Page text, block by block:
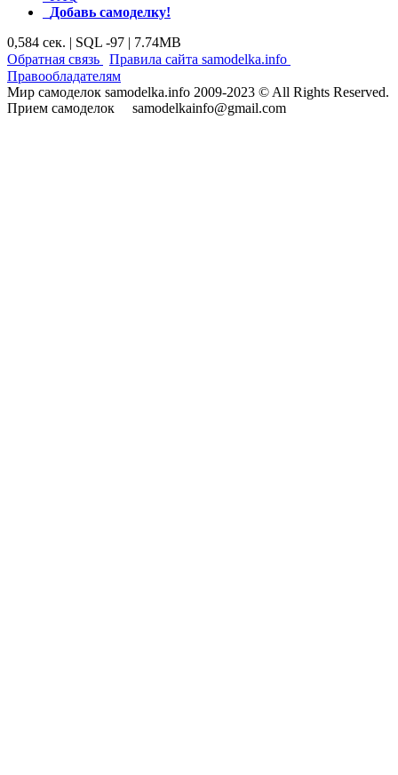
Добавь самоделку!
0,584 сек. | SQL -97 | 7.74MB
Обратная связь
Правила сайта samodelka.info
Правообладателям
Мир самоделок samodelka.info 2009-2023 © All Rights Reserved.
Прием самоделок samodelkainfo@gmail.com